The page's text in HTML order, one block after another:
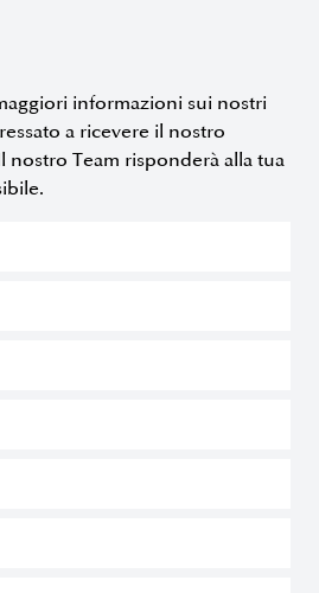
informazioni sui nostri
a ricevere il nostro
nostro Team risponderà alla tua